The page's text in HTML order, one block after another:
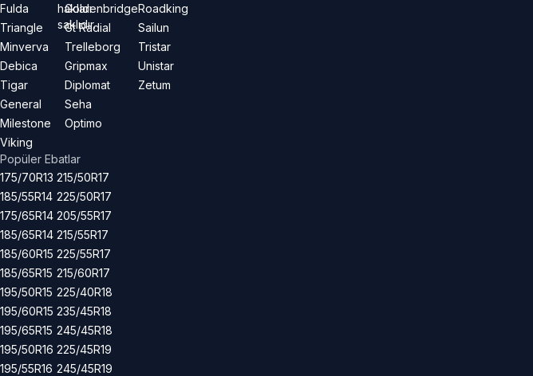
Fulda
Triangle
Minverva
Debica
Tigar
General
Milestone
Viking
Goldenbridge
Gt Radial
Trelleborg
Gripmax
Diplomat
Seha
Optimo
Roadking
Sailun
Tristar
Unistar
Zetum
Popüler Ebatlar
175/70R13
185/55R14
175/65R14
185/65R14
185/60R15
185/65R15
195/50R15
195/60R15
195/65R15
195/50R16
195/55R16
215/50R17
225/50R17
205/55R17
215/55R17
225/55R17
215/60R17
225/40R18
235/45R18
245/45R18
225/45R19
245/45R19
hakları
saklıdır.